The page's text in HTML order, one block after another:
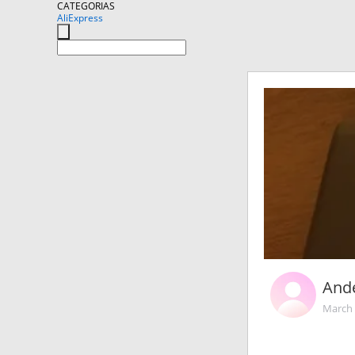
CATEGORIAS
AliExpress
March